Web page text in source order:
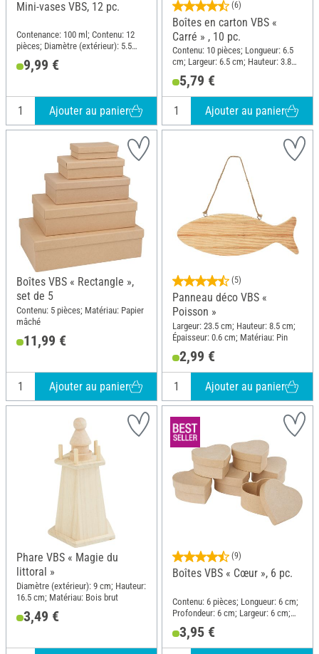
Mini-vases VBS, 12 pc.
Contenance: 100 ml; Contenu: 12
pièces; Diamètre (extérieur): 5.5
cm; Hauteur: 7 cm; Matériau: Verre
9,99 €
Ajouter au panier
(6)
Boîtes en carton VBS «
Carré » , 10 pc.
Contenu: 10 pièces; Longueur: 6.5
cm; Largeur: 6.5 cm; Hauteur: 3.8
cm; Matériau: Papier mâché
5,79 €
Ajouter au panier
Boîtes VBS « Rectangle »,
set de 5
Contenu: 5 pièces; Matériau: Papier
mâché
11,99 €
Ajouter au panier
(5)
Panneau déco VBS «
Poisson »
Largeur: 23.5 cm; Hauteur: 8.5 cm;
Épaisseur: 0.6 cm; Matériau: Pin
2,99 €
Ajouter au panier
Phare VBS « Magie du
littoral »
Diamètre (extérieur): 9 cm; Hauteur:
16.5 cm; Matériau: Bois brut
3,49 €
(9)
Boîtes VBS « Cœur », 6 pc.
Contenu: 6 pièces; Longueur: 6 cm;
Profondeur: 6 cm; Largeur: 6 cm;
mâché
3,95 €